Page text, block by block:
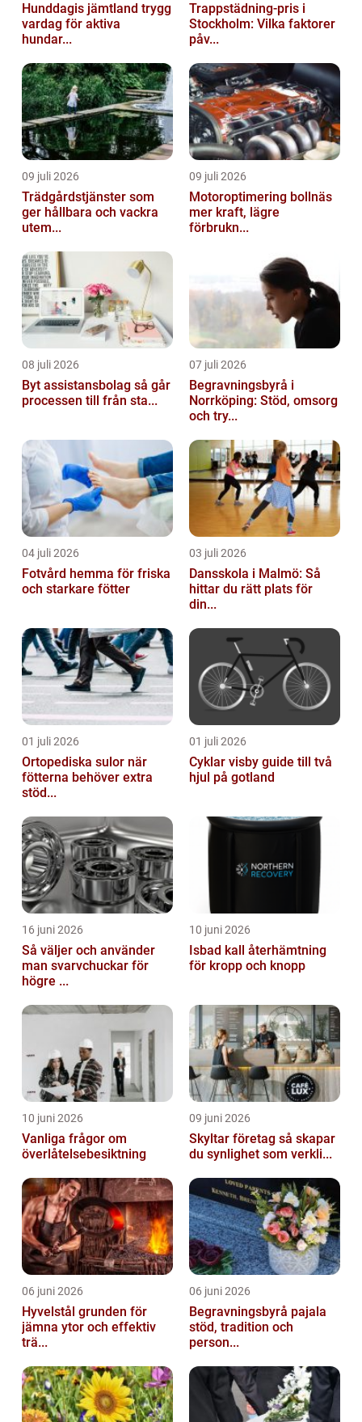
Hunddagis jämtland trygg
vardag för aktiva
hundar...
Trappstädning-pris i
Stockholm: Vilka faktorer
påv...
09 juli 2026
Trädgårdstjänster som
ger hållbara och vackra
utem...
09 juli 2026
Motoroptimering bollnäs
mer kraft, lägre
förbrukn...
08 juli 2026
Byt assistansbolag så går
processen till från sta...
07 juli 2026
Begravningsbyrå i
Norrköping: Stöd, omsorg
och try...
04 juli 2026
Fotvård hemma för friska
och starkare fötter
03 juli 2026
Dansskola i Malmö: Så
hittar du rätt plats för
din...
01 juli 2026
Ortopediska sulor när
fötterna behöver extra
stöd...
01 juli 2026
Cyklar visby guide till två
hjul på gotland
16 juni 2026
Så väljer och använder
man svarvchuckar för
högre ...
10 juni 2026
Isbad kall återhämtning
för kropp och knopp
10 juni 2026
Vanliga frågor om
överlåtelsebesiktning
09 juni 2026
Skyltar företag så skapar
du synlighet som verkli...
06 juni 2026
Hyvelstål grunden för
jämna ytor och effektiv
trä...
06 juni 2026
Begravningsbyrå pajala
stöd, tradition och
person...